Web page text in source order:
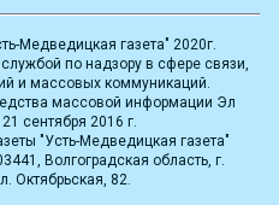
Медведицкая газета" 2020г.
по надзору в сфере связи,
и массовых коммуникаций.
массовой информации Эл
сентября 2016 г.
"Усть-Медведицкая газета"
Волгоградская область, г.
Октябрьская, 82.